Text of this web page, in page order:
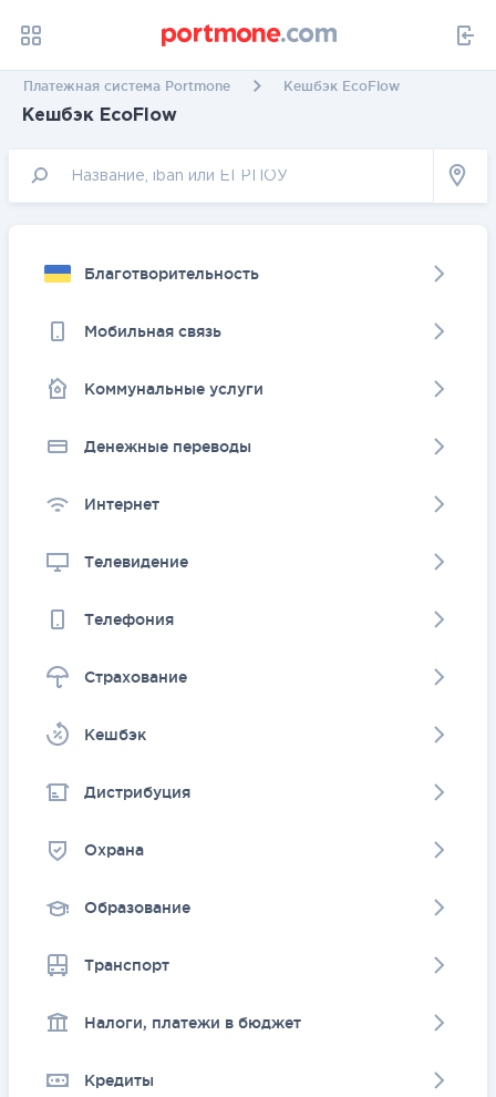
Платежная система Portmone Кешбэк EcoFlow
Кешбэк EcoFlow
Благотворительность
Мобильная связь
Коммунальные услуги
Денежные переводы
Интернет
Телевидение
Телефония
Страхование
Kешбэк
Дистрибуция
Охрана
Образование
Транспорт
Налоги, платежи в бюджет
Кредиты